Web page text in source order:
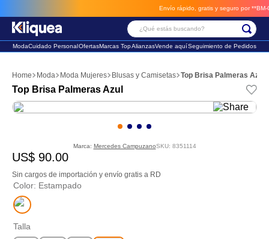
Envío rápido, gratis y seguro por **BM-
¿Qué estás buscando?
ModaCuidado PersonalOfertasMarcas TopAlianzasVende aquíSeguimiento de Pedidos
Moda Moda Mujeres Blusas y Camisetas Top Brisa Palmeras Azul
Top Brisa Palmeras Azul
Marca: Mercedes CampuzanoSKU: 8351114
US$ 90.00
Sin cargos de importación y envío gratis a RD
Color: Estampado
Talla
2. sandalia